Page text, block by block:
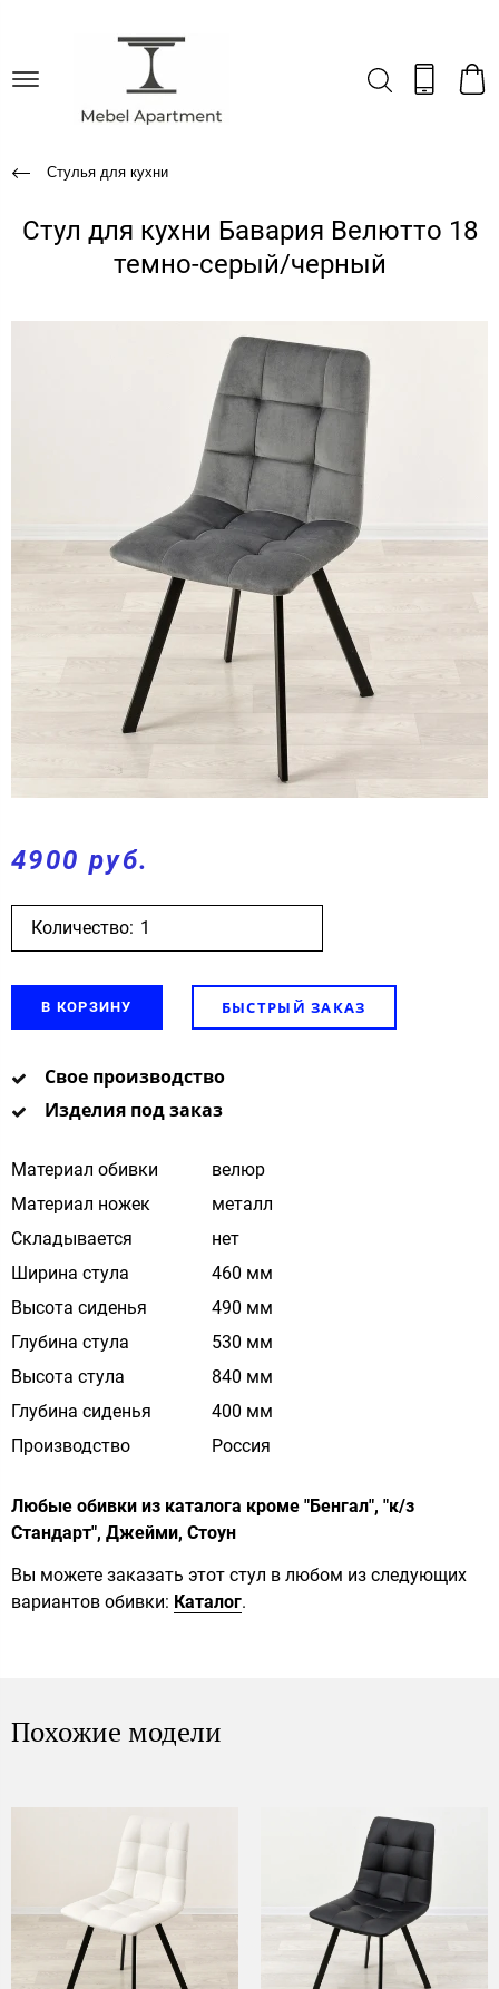
Стулья для кухни
Стул для кухни Бавария Велютто 18
темно-серый/черный
4900 руб.
Количество:
В КОРЗИНУ БЫСТРЫЙ ЗАКАЗ
Свое производство
Изделия под заказ
Материал обивки
велюр
Материал ножек
металл
Складывается
нет
Ширина стула
460 мм
Высота сиденья
490 мм
Глубина стула
530 мм
Высота стула
840 мм
Глубина сиденья
400 мм
Производство
Россия
Любые обивки из каталога кроме "Бенгал", "к/з
Стандарт", Джейми, Стоун
Вы можете заказать этот стул в любом из следующих
вариантов обивки: Каталог.
Похожие модели